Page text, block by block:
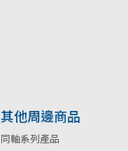
其他周邊商品
同軸系列產品